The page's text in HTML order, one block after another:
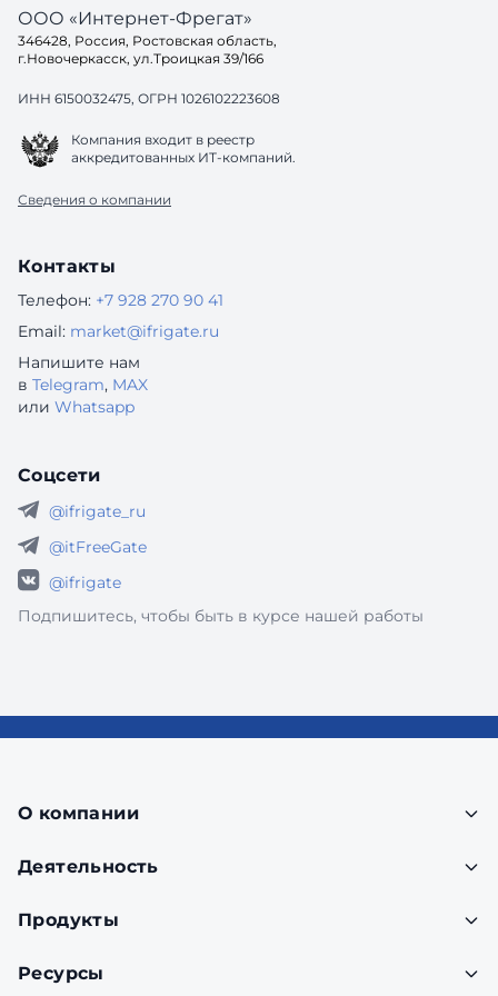
ООО «Интернет-Фрегат»
346428, Россия, Ростовская область,
г.Новочеркасск, ул.Троицкая 39/166
ИНН 6150032475, ОГРН 1026102223608
Компания входит в реестр
аккредитованных ИТ-компаний.
Сведения о компании
Контакты
Телефон: +7 928 270 90 41
Email: market@ifrigate.ru
Напишите нам
в Telegram, MAX
или Whatsapp
Соцсети
@ifrigate_ru
@itFreeGate
@ifrigate
Подпишитесь, чтобы быть в курсе нашей работы
О компании
Деятельность
Продукты
Ресурсы